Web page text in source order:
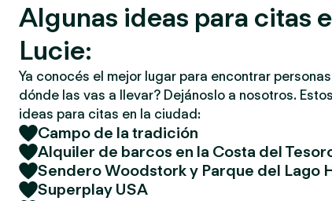
Algunas ideas para citas
Lucie:
Ya conocés el mejor lugar para encontrar
dónde las vas a llevar? Dejánoslo a nosotros.
ideas para citas en la ciudad:
Campo de la tradición
Alquiler de barcos en la Costa del
Sendero Woodstork y Parque del Lago
Superplay USA